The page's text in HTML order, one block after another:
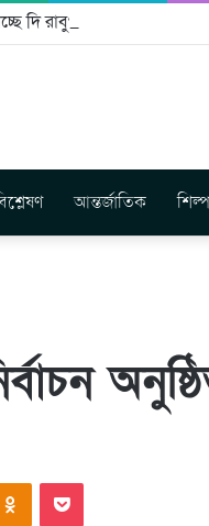
দি রাবুগার নতুন গান
আন্তর্জাতিক